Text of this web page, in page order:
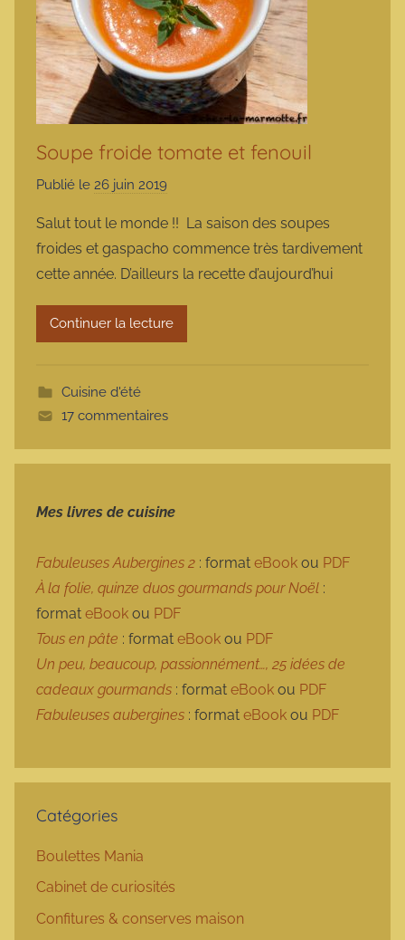
Soupe froide tomate et fenouil
Publié le 26 juin 2019
m
a
r
m
e
Salut tout le monde !! La saison des soupes
froides et gaspacho commence très tardivement
cette année. D’ailleurs la recette d’aujourd’hui
Continuer la lecture
Cuisine d'été
17 commentaires
Mes livres de cuisine
Fabuleuses Aubergines 2 : format eBook ou PDF
À la folie, quinze duos gourmands pour Noël :
format eBook ou PDF
Tous en pâte : format eBook ou PDF
Un peu, beaucoup, passionnément…, 25 idées de
cadeaux gourmands : format eBook ou PDF
Fabuleuses aubergines : format eBook ou PDF
Catégories
Boulettes Mania
Cabinet de curiosités
Confitures & conserves maison